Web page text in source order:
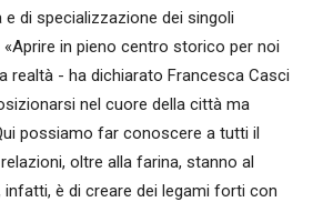
di specializzazione dei singoli
in pieno centro storico per noi
realtà - ha dichiarato Francesca Casci
nel cuore della città ma
possiamo far conoscere a tutti il
oltre alla farina, stanno al
è di creare dei legami forti con